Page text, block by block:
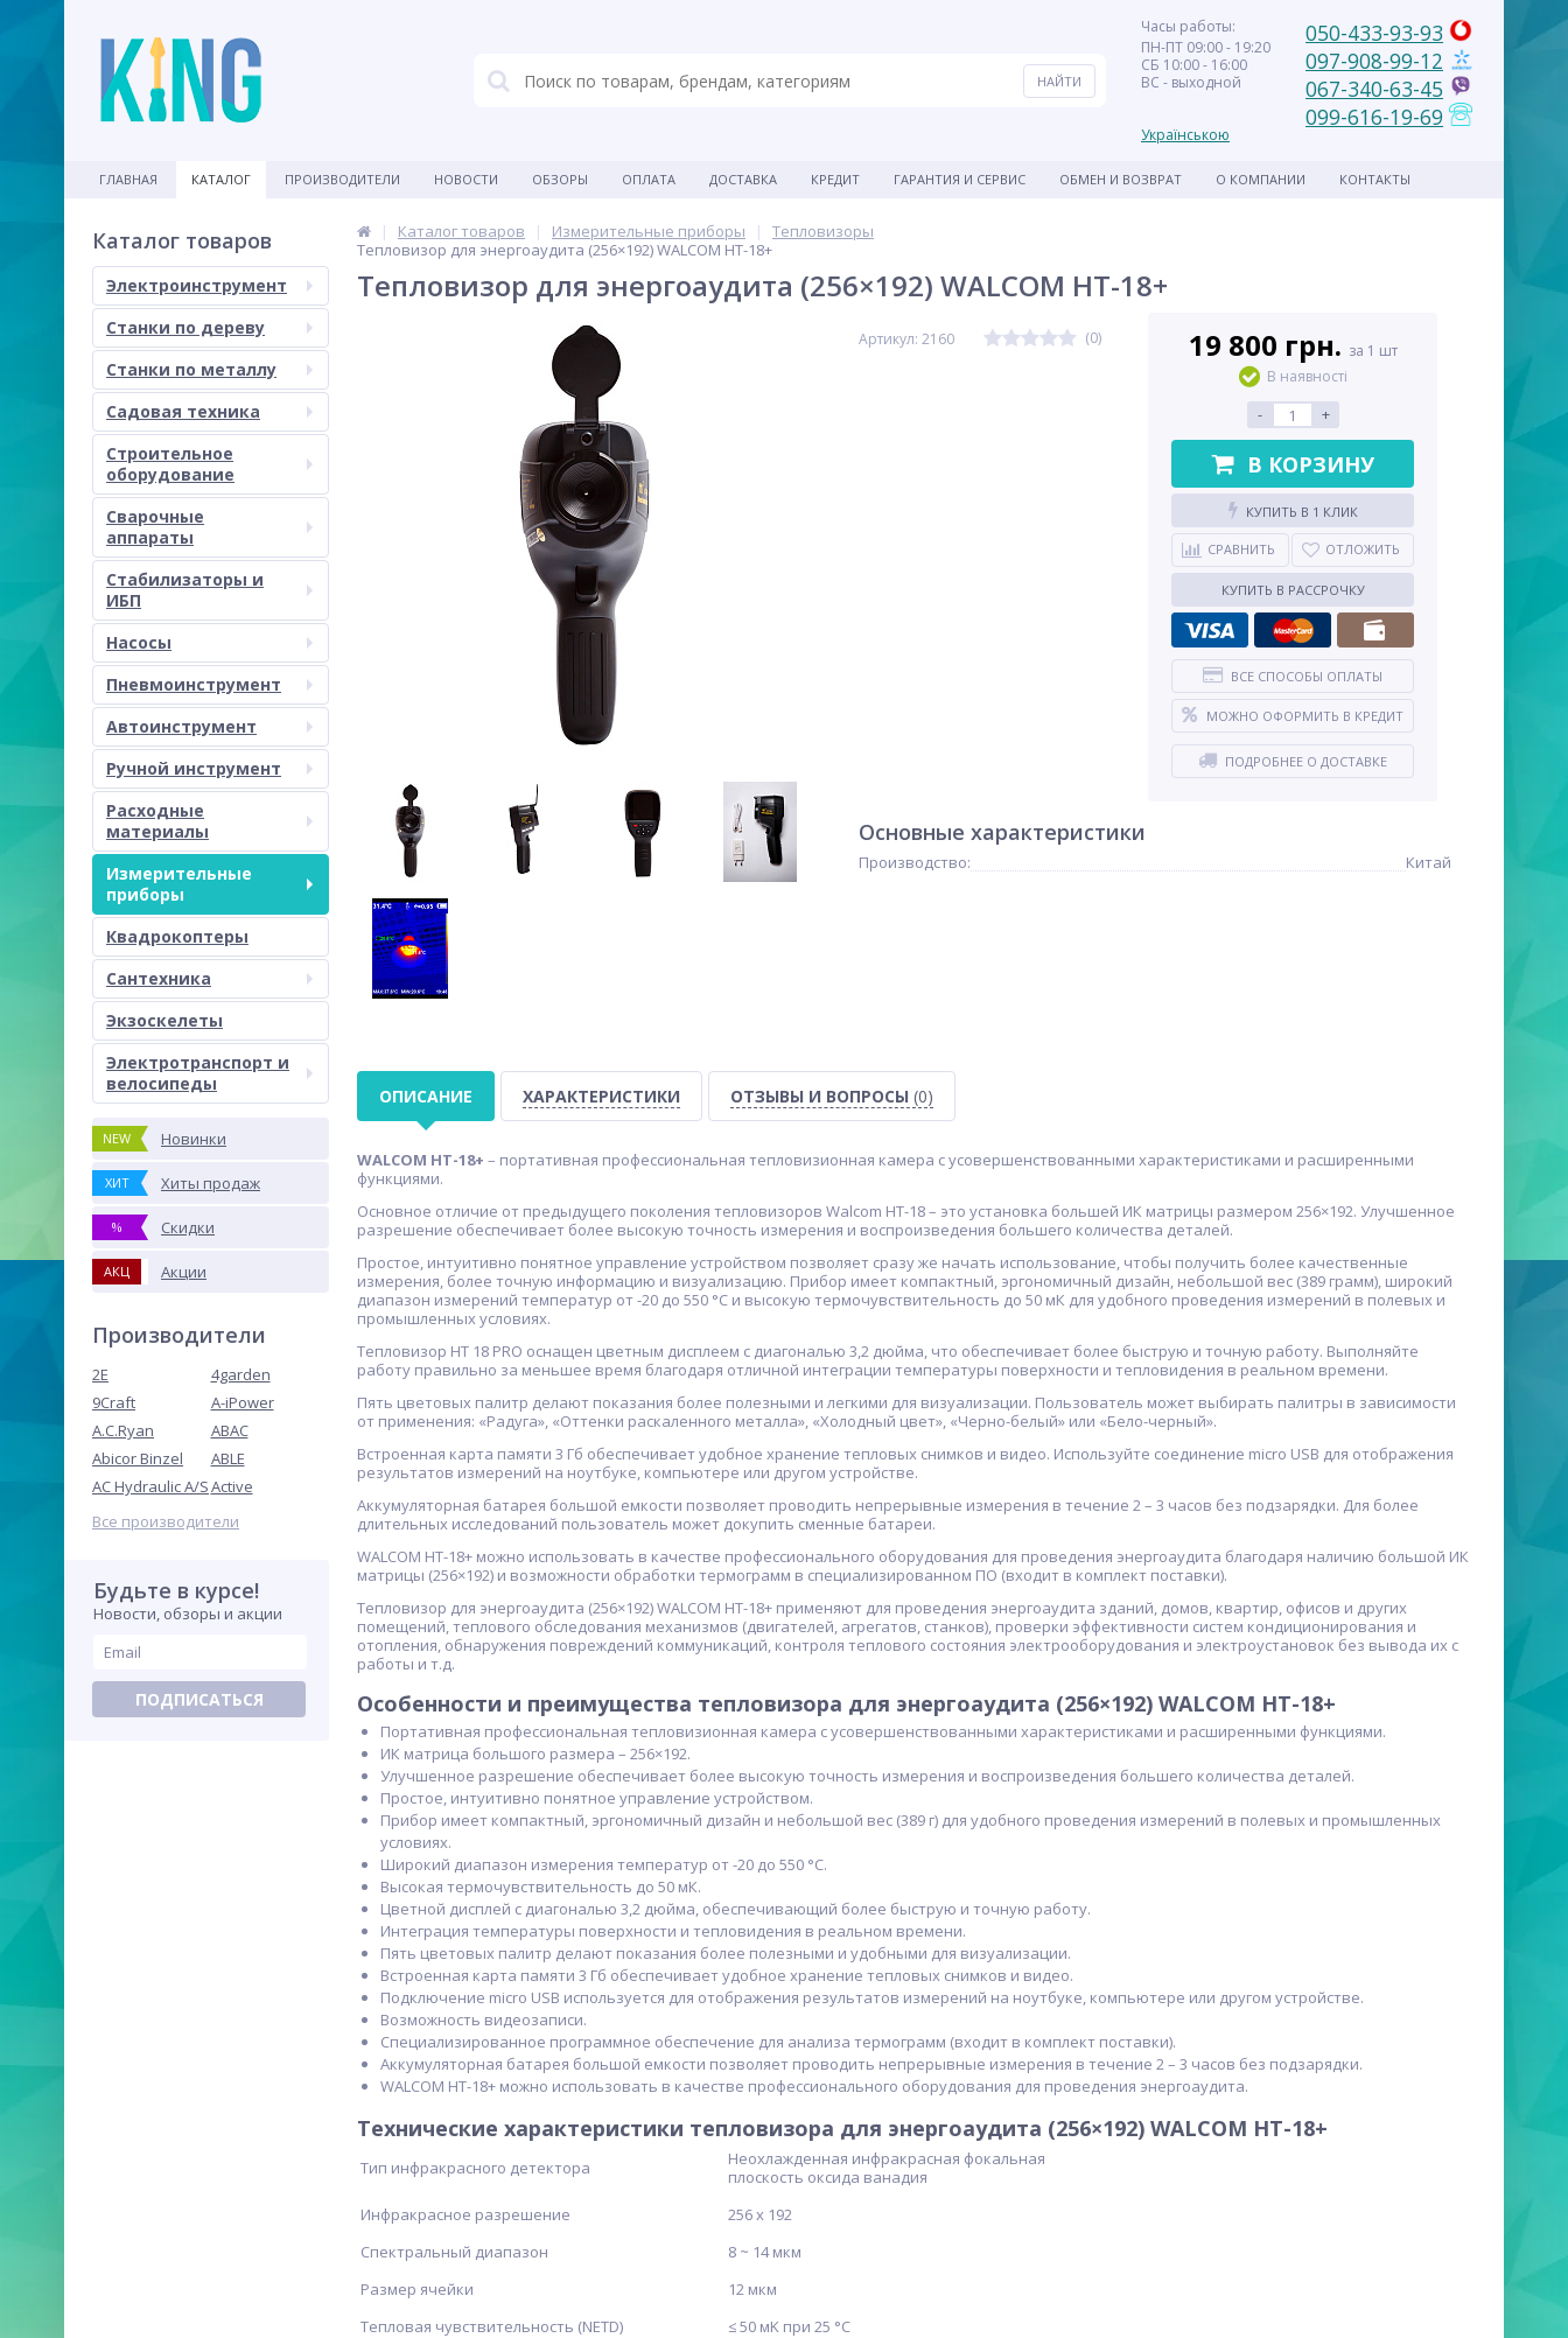
Часы работы:
ПН-ПТ 09:00 - 19:20
СБ 10:00 - 16:00
ВС - выходной
Українською
050-433-93-93
097-908-99-12
067-340-63-45
099-616-19-69
ГЛАВНАЯ КАТАЛОГ ПРОИЗВОДИТЕЛИ НОВОСТИ ОБЗОРЫ ОПЛАТА ДОСТАВКА КРЕДИТ ГАРАНТИЯ И СЕРВИС ОБМЕН И ВОЗВРАТ О КОМПАНИИ КОНТАКТЫ
Каталог товаров
Электроинструмент
Станки по дереву
Станки по металлу
Садовая техника
Строительное
оборудование
Сварочные
аппараты
Стабилизаторы и
ИБП
Насосы
Пневмоинструмент
Автоинструмент
Ручной инструмент
Расходные
материалы
Измерительные
приборы
Квадрокоптеры
Сантехника
Экзоскелеты
Электротранспорт и
велосипеды
NEW Новинки
ХИТ Хиты продаж
% Скидки
АКЦ Акции
Производители
2E
4garden
9Craft
A-iPower
A.C.Ryan
ABAC
Abicor Binzel
ABLE
AC Hydraulic A/SActive
Все производители
Будьте в курсе!
Новости, обзоры и акции
ПОДПИСАТЬСЯ
Каталог товаров Измерительные приборы
Тепловизоры
Тепловизор для энергоаудита (256×192) WALCOM HT-18+
Тепловизор для энергоаудита (256×192) WALCOM HT-18+
Артикул: 2160 (0) 19 800 грн. за 1 шт
В наявності
- +
В КОРЗИНУ
КУПИТЬ В 1 КЛИК
СРАВНИТЬ ОТЛОЖИТЬ
КУПИТЬ В РАССРОЧКУ
ВСЕ СПОСОБЫ ОПЛАТЫ
МОЖНО ОФОРМИТЬ В КРЕДИТ
ПОДРОБНЕЕ О ДОСТАВКЕ
Основные характеристики
Производство: Китай
ОПИСАНИЕ ХАРАКТЕРИСТИКИ ОТЗЫВЫ И ВОПРОСЫ (0)
WALCOM HT-18+ – портативная профессиональная тепловизионная камера с усовершенствованными характеристиками и расширенными
функциями.
Основное отличие от предыдущего поколения тепловизоров Walcom HT-18 – это установка большей ИК матрицы размером 256×192. Улучшенное
разрешение обеспечивает более высокую точность измерения и воспроизведения большего количества деталей.
Простое, интуитивно понятное управление устройством позволяет сразу же начать использование, чтобы получить более качественные
измерения, более точную информацию и визуализацию. Прибор имеет компактный, эргономичный дизайн, небольшой вес (389 грамм), широкий
диапазон измерений температур от -20 до 550 °C и высокую термочувствительность до 50 мК для удобного проведения измерений в полевых и
промышленных условиях.
Тепловизор HT 18 PRO оснащен цветным дисплеем с диагональю 3,2 дюйма, что обеспечивает более быструю и точную работу. Выполняйте
работу правильно за меньшее время благодаря отличной интеграции температуры поверхности и тепловидения в реальном времени.
Пять цветовых палитр делают показания более полезными и легкими для визуализации. Пользователь может выбирать палитры в зависимости
от применения: «Радуга», «Оттенки раскаленного металла», «Холодный цвет», «Черно-белый» или «Бело-черный».
Встроенная карта памяти 3 Гб обеспечивает удобное хранение тепловых снимков и видео. Используйте соединение micro USB для отображения
результатов измерений на ноутбуке, компьютере или другом устройстве.
Аккумуляторная батарея большой емкости позволяет проводить непрерывные измерения в течение 2 – 3 часов без подзарядки. Для более
длительных исследований пользователь может докупить сменные батареи.
WALCOM HT-18+ можно использовать в качестве профессионального оборудования для проведения энергоаудита благодаря наличию большой ИК
матрицы (256×192) и возможности обработки термограмм в специализированном ПО (входит в комплект поставки).
Тепловизор для энергоаудита (256×192) WALCOM HT-18+ применяют для проведения энергоаудита зданий, домов, квартир, офисов и других
помещений, теплового обследования механизмов (двигателей, агрегатов, станков), проверки эффективности систем кондиционирования и
отопления, обнаружения повреждений коммуникаций, контроля теплового состояния электрооборудования и электроустановок без вывода их с
работы и т.д.
Особенности и преимущества тепловизора для энергоаудита (256×192) WALCOM HT-18+
Портативная профессиональная тепловизионная камера с усовершенствованными характеристиками и расширенными функциями.
ИК матрица большого размера – 256×192.
Улучшенное разрешение обеспечивает более высокую точность измерения и воспроизведения большего количества деталей.
Простое, интуитивно понятное управление устройством.
Прибор имеет компактный, эргономичный дизайн и небольшой вес (389 г) для удобного проведения измерений в полевых и промышленных
условиях.
Широкий диапазон измерения температур от -20 до 550 °C.
Высокая термочувствительность до 50 мК.
Цветной дисплей с диагональю 3,2 дюйма, обеспечивающий более быструю и точную работу.
Интеграция температуры поверхности и тепловидения в реальном времени.
Пять цветовых палитр делают показания более полезными и удобными для визуализации.
Встроенная карта памяти 3 Гб обеспечивает удобное хранение тепловых снимков и видео.
Подключение micro USB используется для отображения результатов измерений на ноутбуке, компьютере или другом устройстве.
Возможность видеозаписи.
Специализированное программное обеспечение для анализа термограмм (входит в комплект поставки).
Аккумуляторная батарея большой емкости позволяет проводить непрерывные измерения в течение 2 – 3 часов без подзарядки.
WALCOM HT-18+ можно использовать в качестве профессионального оборудования для проведения энергоаудита.
Технические характеристики тепловизора для энергоаудита (256×192) WALCOM HT-18+
Тип инфракрасного детектора
Неохлажденная инфракрасная фокальная
плоскость оксида ванадия
Инфракрасное разрешение
256 x 192
Спектральный диапазон
8 ~ 14 мкм
Размер ячейки
12 мкм
Тепловая чувствительность (NETD)
≤ 50 мK при 25 °С